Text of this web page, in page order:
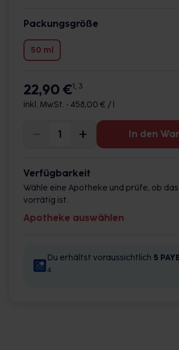
Packungsgröße
50 ml
22,90 €1, 3
inkl. MwSt. • 458,00 € / l
In den
Verfügbarkeit
Wähle eine Apotheke und prüfe, ob
vorrätig ist.
Apotheke auswählen
Du erhältst voraussichtlich 5
4